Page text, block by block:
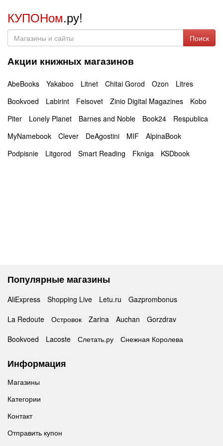
КУПОНом.ру!
Поиск
Акции книжных магазинов
AbeBooks Yakaboo Litnet Chitai Gorod Ozon
Litres
Bookvoed
Labirint Feisovet Zinio Digital Magazines
Kobo
Piter
Lonely Planet Barnes and Noble Book24
Respublica
MyNamebook
Clever DeAgostini MIF
AlpinaBook
Podpisnie
Litgorod Smart Reading Fkniga KSDbook
Популярные магазины
AliExpress Shopping Live Letu.ru
Gazprombonus
La Redoute
Островок Zarina Auchan
Gorzdrav
Bookvoed
Lacoste Слетать.ру Снежная Королева
Информация
Магазины
Категории
Контакт
Отправить купон